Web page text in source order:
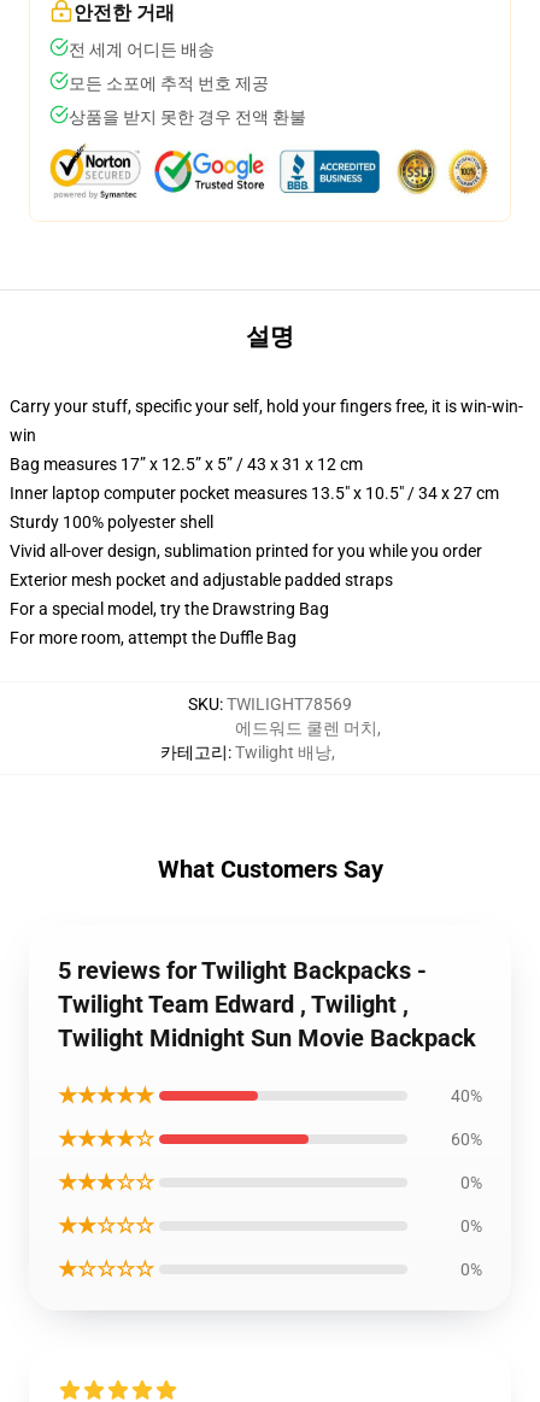
안전한 거래
전 세계 어디든 배송
모든 소포에 추적 번호 제공
상품을 받지 못한 경우 전액 환불
설명
Carry your stuff, specific your self, hold your fingers free, it is win-win-
win
Bag measures 17” x 12.5” x 5” / 43 x 31 x 12 cm
Inner laptop computer pocket measures 13.5" x 10.5" / 34 x 27 cm
Sturdy 100% polyester shell
Vivid all-over design, sublimation printed for you while you order
Exterior mesh pocket and adjustable padded straps
For a special model, try the Drawstring Bag
For more room, attempt the Duffle Bag
SKU:TWILIGHT78569
카테고리:
에드워드 쿨렌 머치,
Twilight 배낭,
What Customers Say
5 reviews for Twilight Backpacks -
Twilight Team Edward , Twilight ,
Twilight Midnight Sun Movie Backpack
★★★★★ 40%
★★★★☆ 60%
★★★☆☆ 0%
★★☆☆☆ 0%
★☆☆☆☆ 0%